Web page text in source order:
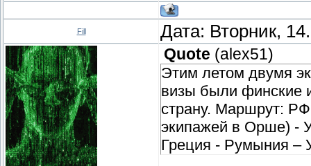
Fill Дата: Вторник,
Quote (alex51)
Этим летом двумя
визы были финские
страну. Маршрут:
экипажей в Орше) -
Греция - Румыния –